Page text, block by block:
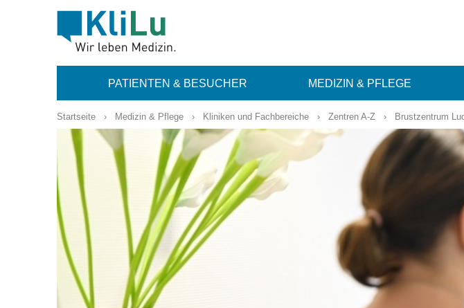
PATIENTEN & BESUCHER MEDIZIN & PFLEGE
Startseite › Medizin & Pflege › Kliniken und Fachbereiche › Zentren A-Z › Brustzentrum